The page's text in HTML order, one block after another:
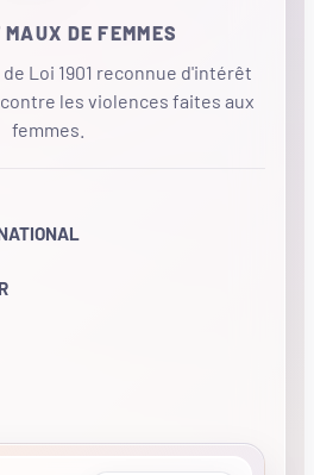
MAUX DE FEMMES
Loi 1901 reconnue d'intérêt
les violences faites aux
femmes.